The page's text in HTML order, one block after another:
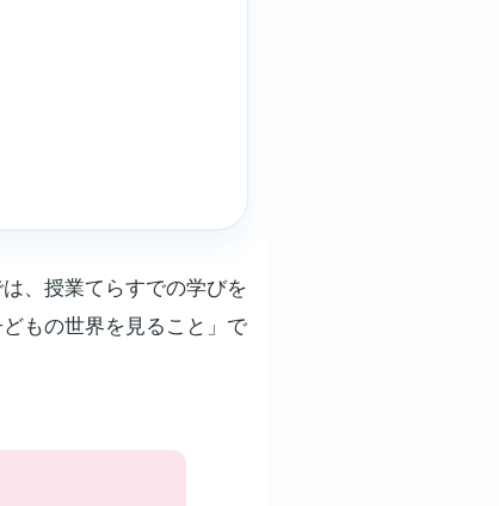
、授業てらすでの学びを
もの世界を見ること」で